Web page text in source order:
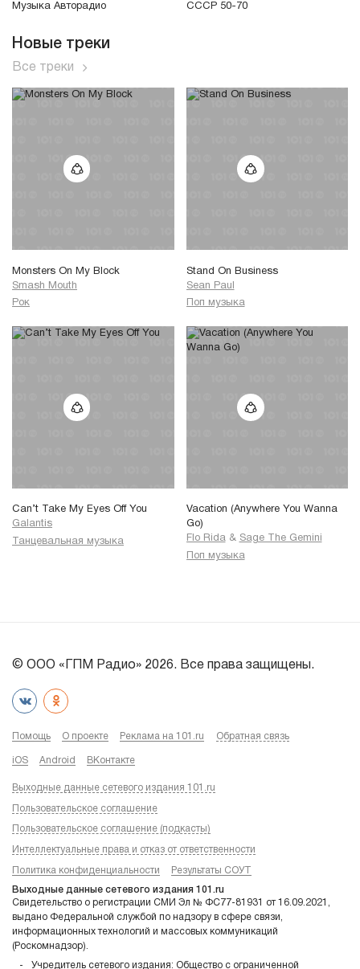
Музыка Авторадио СССР 50-70
Новые треки
Все треки
Monsters On My Block
Smash Mouth
Рок
Stand On Business
Sean Paul
Поп музыка
Can’t Take My Eyes Off You
Galantis
Танцевальная музыка
Vacation (Anywhere You Wanna
Go)
Flo Rida & Sage The Gemini
Поп музыка
© ООО «ГПМ Радио» 2026. Все права защищены.
Помощь О проекте Реклама на 101.ru Обратная связь
iOS Android ВКонтакте
Выходные данные сетевого издания 101.ru
Пользовательское соглашение
Пользовательское соглашение (подкасты)
Интеллектуальные права и отказ от ответственности
Политика конфиденциальности Результаты СОУТ
Выходные данные сетевого издания 101.ru
Свидетельство о регистрации СМИ Эл № ФС77-81931 от 16.09.2021,
выдано Федеральной службой по надзору в сфере связи,
информационных технологий и массовых коммуникаций
(Роскомнадзор).
Учредитель сетевого издания: Общество с ограниченной